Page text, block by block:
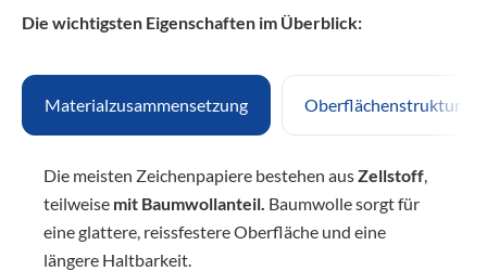
Die wichtigsten Eigenschaften im Überblick:
Materialzusammensetzung Oberflächenstruktur
Die meisten Zeichenpapiere bestehen ausZellstoff
teilweise mit Baumwollanteil. Baumwolle sorgt für
eine glattere, reissfestere Oberfläche und eine
längere Haltbarkeit.